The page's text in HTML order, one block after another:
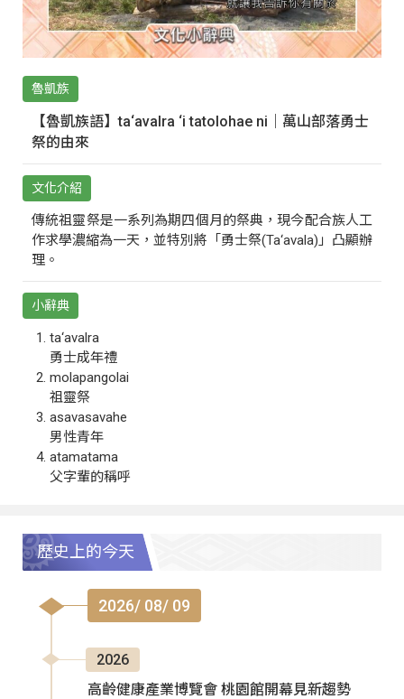
魯凱族
【魯凱族語】ta‘avalra ‘i tatolohae ni｜萬山部落勇士
祭的由來
文化介紹
傳統祖靈祭是一系列為期四個月的祭典，現今配合族人工
作求學濃縮為一天，並特別將「勇士祭(Ta‘avala)」凸顯辦
理。
小辭典
ta‘avalra
勇士成年禮
molapangolai
祖靈祭
asavasavahe
男性青年
atamatama
父字輩的稱呼
歷史上的今天
2026/ 08/ 09
2026
高齡健康產業博覽會 桃園館開幕見新趨勢